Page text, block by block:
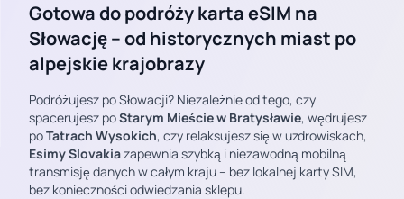
Gotowa do podróży karta eSIM na
Słowację – od historycznych miast po
alpejskie krajobrazy
Podróżujesz po Słowacji? Niezależnie od tego, czy
spacerujesz poStarym Mieście w Bratysławie, wędrujesz
poTatrach Wysokich, czy relaksujesz się w uzdrowiskach,
Esimy Slovakiazapewnia szybką i niezawodną mobilną
transmisję danych w całym kraju – bez lokalnej karty SIM,
bez konieczności odwiedzania sklepu.